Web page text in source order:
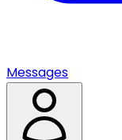
Messages